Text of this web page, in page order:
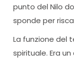
punto del Nilo
sponde per
La funzione del
spirituale. Era